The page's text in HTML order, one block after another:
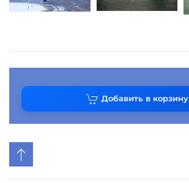
Добавить в корзину